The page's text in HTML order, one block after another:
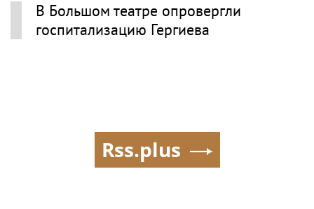
В Большом театре опровергли
госпитализацию Гергиева
Rss.plus